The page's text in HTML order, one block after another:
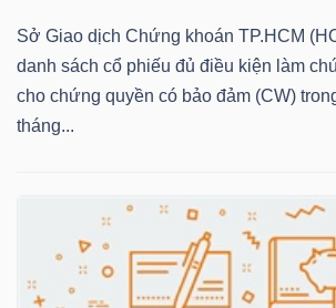
Sở Giao dịch Chứng khoán TP.HCM
danh sách cổ phiếu đủ điều kiện làm
cho chứng quyền có bảo đảm (CW)
tháng...
TƯ
TRUY
Ngành